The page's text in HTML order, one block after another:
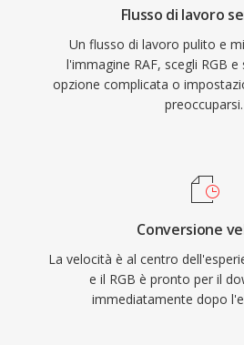
Flusso di lavoro
Un flusso di lavoro pulito e
l'immagine RAF, scegli RGB e
opzione complicata o
preoccuparsi.
Conversione
La velocità è al centro
e il RGB è pronto per il
immediatamente dopo